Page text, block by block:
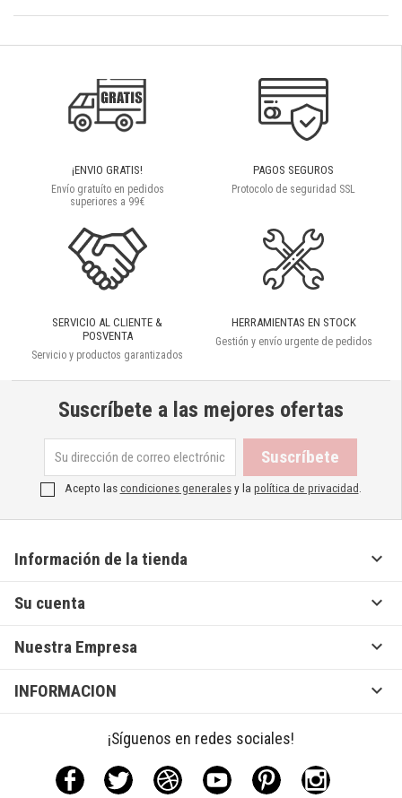
¡ENVIO GRATIS!
Envío gratuíto en pedidos
superiores a 99€
PAGOS SEGUROS
Protocolo de seguridad SSL
SERVICIO AL CLIENTE &
POSVENTA
Servicio y productos garantizados
HERRAMIENTAS EN STOCK
Gestión y envío urgente de pedidos
Suscríbete a las mejores ofertas
Acepto lascondiciones generalesy la política de privacidad
Información de la tienda 
Su cuenta 
Nuestra Empresa 
INFORMACION 
¡Síguenos en redes sociales!
Facebook Twitter Rss YouTubePinterestInstagram